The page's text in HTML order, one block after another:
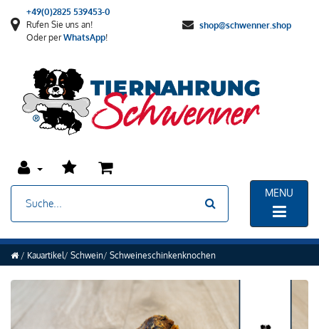
+49(0)2825 539453-0
Rufen Sie uns an!
Oder perWhatsApp!
shop@schwenner.shop
MENU
Kauartikel Schwein Schweineschinkenknochen